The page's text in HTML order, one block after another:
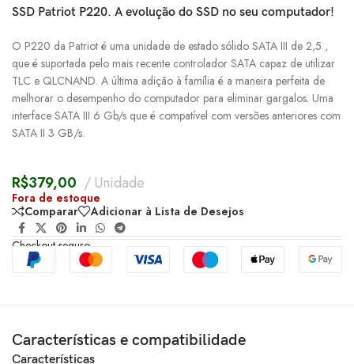
SSD Patriot P220. A evolução do SSD no seu computador!
O P220 da Patriot é uma unidade de estado sólido SATA III de 2,5 ,
que é suportada pelo mais recente controlador SATA capaz de utilizar
TLC e QLCNAND. A última adição à família é a maneira perfeita de
melhorar o desempenho do computador para eliminar gargalos. Uma
interface SATA III 6 Gb/s que é compatível com versões anteriores com
SATA II 3 GB/s.
R$379,00 Unidade
Fora de estoque
Comparar
Adicionar à Lista de Desejos
Checkout seguro
Características e compatibilidade
Características